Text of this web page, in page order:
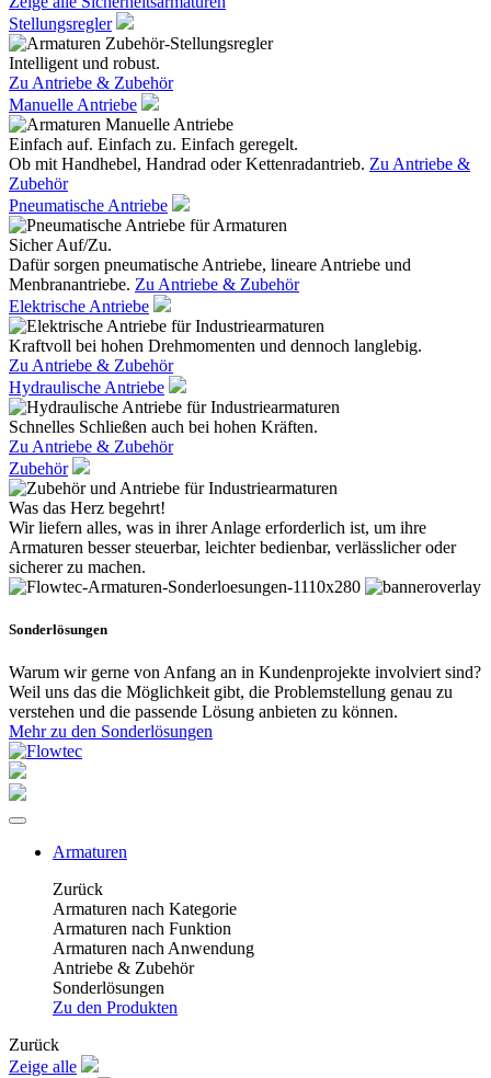
Stellungsregler
Intelligent und robust.
Zu Antriebe & Zubehör
Manuelle Antriebe
Einfach auf. Einfach zu. Einfach geregelt.
Ob mit Handhebel, Handrad oder Kettenradantrieb. Zu Antriebe &
Zubehör
Pneumatische Antriebe
Sicher Auf/Zu.
Dafür sorgen pneumatische Antriebe, lineare Antriebe und
Menbranantriebe. Zu Antriebe & Zubehör
Elektrische Antriebe
Kraftvoll bei hohen Drehmomenten und dennoch langlebig.
Zu Antriebe & Zubehör
Hydraulische Antriebe
Schnelles Schließen auch bei hohen Kräften.
Zu Antriebe & Zubehör
Zubehör
Was das Herz begehrt!
Wir liefern alles, was in ihrer Anlage erforderlich ist, um ihre
Armaturen besser steuerbar, leichter bedienbar, verlässlicher oder
sicherer zu machen.
Sonderlösungen
Warum wir gerne von Anfang an in Kundenprojekte involviert sind?
Weil uns das die Möglichkeit gibt, die Problemstellung genau zu
verstehen und die passende Lösung anbieten zu können.
Mehr zu den Sonderlösungen
Armaturen
Zurück
Armaturen nach Kategorie
Armaturen nach Funktion
Armaturen nach Anwendung
Antriebe & Zubehör
Sonderlösungen
Zu den Produkten
Zurück
Zeige alle